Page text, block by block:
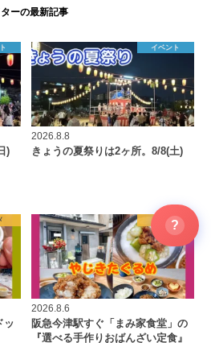
ーの最新記事
)
イベント
2026.8.8
きょうの夏祭りは2ヶ所。8/8(土)
ッ
グルメ
2026.8.6
阪急今津駅すぐ「まみ家食堂」の
『選べる手作りおばんざい定食』
?